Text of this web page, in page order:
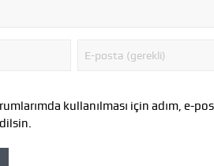
kullanılması için adım, e-